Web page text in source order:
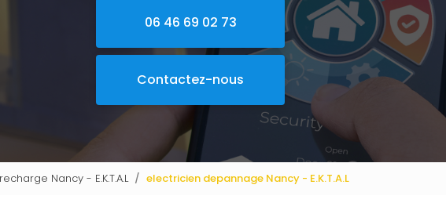
Domotique
Borne de recharge
06 46 69 02 73
Contactez-nous
Nancy - E.K.T.A.L electricien depannage Nancy - E.K.T.A.L